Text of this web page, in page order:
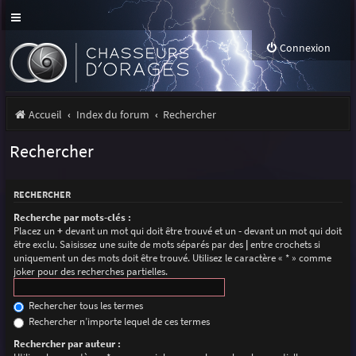
Connexion
Accueil Index du forum Rechercher
Rechercher
RECHERCHER
Recherche par mots-clés :
Placez un+devant un mot qui doit être trouvé et un-devant un mot qui doit
être exclu. Saisissez une suite de mots séparés par des |entre crochets si
uniquement un des mots doit être trouvé. Utilisez le caractère « * » comme
joker pour des recherches partielles.
Rechercher tous les termes
Rechercher n’importe lequel de ces termes
Rechercher par auteur :